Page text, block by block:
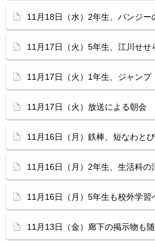
11月18日（水）2年生、パンジー
11月17日（火）5年生、江川せせ
11月17日（火）1年生、ジャンプ
11月17日（火）放送による朝会
11月16日（月）鉄棒、短なわと
11月16日（月）2年生、生活科の
11月16日（月）5年生も校外学習
11月13日（金）廊下の掲示物も